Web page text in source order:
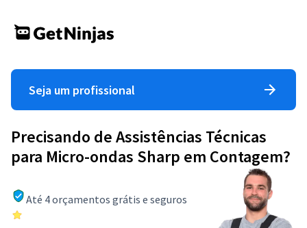
Seja um profissional
Precisando de Assistências Técnicas
para Micro-ondas Sharp em Contagem?
Até 4 orçamentos grátis e seguros